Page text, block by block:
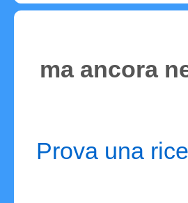
ma ancora
Prova una